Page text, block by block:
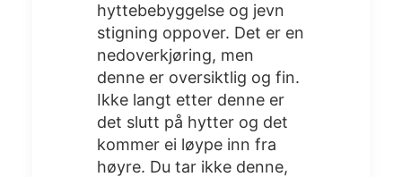
hyttebebyggelse og jevn
stigning oppover. Det er en
nedoverkjøring, men
denne er oversiktlig og fin.
Ikke langt etter denne er
det slutt på hytter og det
kommer ei løype inn fra
høyre. Du tar ikke denne,